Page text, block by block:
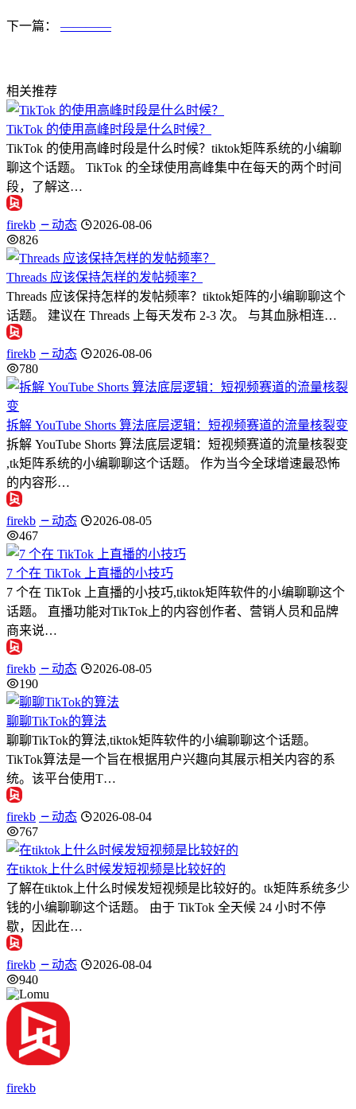
下一篇： ————
相关推荐
TikTok 的使用高峰时段是什么时候？
TikTok 的使用高峰时段是什么时候？tiktok矩阵系统的小编聊
聊这个话题。 TikTok 的全球使用高峰集中在每天的两个时间
段，了解这…
firekb 动态
2026-08-06
826
Threads 应该保持怎样的发帖频率？
Threads 应该保持怎样的发帖频率？tiktok矩阵的小编聊聊这个
话题。 建议在 Threads 上每天发布 2-3 次。 与其血脉相连…
firekb 动态
2026-08-06
780
拆解 YouTube Shorts 算法底层逻辑：短视频赛道的流量核裂变
拆解 YouTube Shorts 算法底层逻辑：短视频赛道的流量核裂变
,tk矩阵系统的小编聊聊这个话题。 作为当今全球增速最恐怖
的内容形…
firekb 动态
2026-08-05
467
7 个在 TikTok 上直播的小技巧
7 个在 TikTok 上直播的小技巧,tiktok矩阵软件的小编聊聊这个
话题。 直播功能对TikTok上的内容创作者、营销人员和品牌
商来说…
firekb 动态
2026-08-05
190
聊聊TikTok的算法
聊聊TikTok的算法,tiktok矩阵软件的小编聊聊这个话题。
TikTok算法是一个旨在根据用户兴趣向其展示相关内容的系
统。该平台使用T…
firekb 动态
2026-08-04
767
在tiktok上什么时候发短视频是比较好的
了解在tiktok上什么时候发短视频是比较好的。tk矩阵系统多少
钱的小编聊聊这个话题。 由于 TikTok 全天候 24 小时不停
歇，因此在…
firekb 动态
2026-08-04
940
firekb